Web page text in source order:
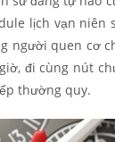
lịch vạn
người quen cơ
đi cùng nút
thường quy.